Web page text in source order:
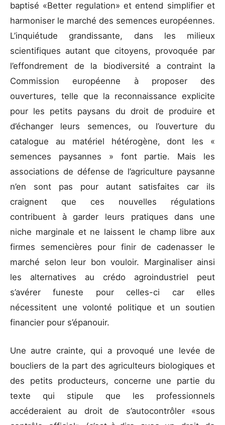
baptisé «Better regulation» et entend simplifier et
harmoniser le marché des semences européennes.
L’inquiétude grandissante, dans les milieux
scientifiques autant que citoyens, provoquée par
l’effondrement de la biodiversité a contraint la
Commission européenne à proposer des
ouvertures, telle que la reconnaissance explicite
pour les petits paysans du droit de produire et
d’échanger leurs semences, ou l’ouverture du
catalogue au matériel hétérogène, dont les «
semences paysannes » font partie. Mais les
associations de défense de l’agriculture paysanne
n’en sont pas pour autant satisfaites car ils
craignent que ces nouvelles régulations
contribuent à garder leurs pratiques dans une
niche marginale et ne laissent le champ libre aux
firmes semencières pour finir de cadenasser le
marché selon leur bon vouloir. Marginaliser ainsi
les alternatives au crédo agroindustriel peut
s’avérer funeste pour celles-ci car elles
nécessitent une volonté politique et un soutien
financier pour s’épanouir.
Une autre crainte, qui a provoqué une levée de
boucliers de la part des agriculteurs biologiques et
des petits producteurs, concerne une partie du
texte qui stipule que les professionnels
accéderaient au droit de s’autocontrôler «sous